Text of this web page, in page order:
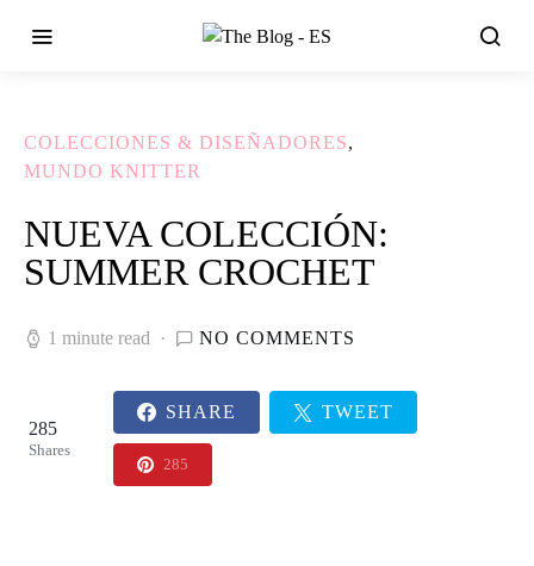
COLECCIONES & DISEÑADORES
MUNDO KNITTER
NUEVA COLECCIÓN:
SUMMER CROCHET
1 minute read NO COMMENTS
285
Shares
SHARE TWEET
285